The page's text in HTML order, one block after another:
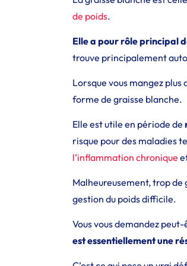
de poids.
Elle a pour rôle principal
trouve principalement
Lorsque vous mangez plus
forme de graisse blanche.
Elle est utile en période de
risque pour des maladies
l’inflammation chronique
Malheureusement, trop
gestion du poids difficile.
Vous vous demandez
est essentiellement une